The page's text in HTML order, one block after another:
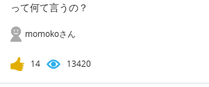
って何て言うの？
momokoさん
14 13420